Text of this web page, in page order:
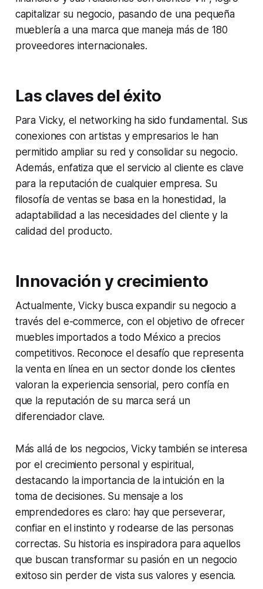
capitalizar su negocio, pasando de una pequeña
mueblería a una marca que maneja más de 180
proveedores internacionales.
Las claves del éxito
Para Vicky, el networking ha sido fundamental. Sus
conexiones con artistas y empresarios le han
permitido ampliar su red y consolidar su negocio.
Además, enfatiza que el servicio al cliente es clave
para la reputación de cualquier empresa. Su
filosofía de ventas se basa en la honestidad, la
adaptabilidad a las necesidades del cliente y la
calidad del producto.
Innovación y crecimiento
Actualmente, Vicky busca expandir su negocio a
través del e-commerce, con el objetivo de ofrecer
muebles importados a todo México a precios
competitivos. Reconoce el desafío que representa
la venta en línea en un sector donde los clientes
valoran la experiencia sensorial, pero confía en
que la reputación de su marca será un
diferenciador clave.
Más allá de los negocios, Vicky también se interesa
por el crecimiento personal y espiritual,
destacando la importancia de la intuición en la
toma de decisiones. Su mensaje a los
emprendedores es claro: hay que perseverar,
confiar en el instinto y rodearse de las personas
correctas. Su historia es inspiradora para aquellos
que buscan transformar su pasión en un negocio
exitoso sin perder de vista sus valores y esencia.